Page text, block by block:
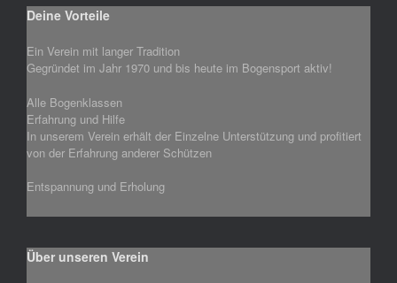
Deine Vorteile
Ein Verein mit langer Tradition
Gegründet im Jahr 1970 und bis heute im Bogensport aktiv!
Alle Bogenklassen
Erfahrung und Hilfe
In unserem Verein erhält der Einzelne Unterstützung und profitiert
von der Erfahrung anderer Schützen
Entspannung und Erholung
Über unseren Verein